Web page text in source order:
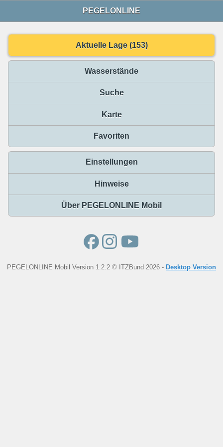
PEGELONLINE
Aktuelle Lage (153)
Wasserstände
Suche
Karte
Favoriten
Einstellungen
Hinweise
Über PEGELONLINE Mobil
PEGELONLINE Mobil Version 1.2.2 © ITZBund 2026 - Desktop Version